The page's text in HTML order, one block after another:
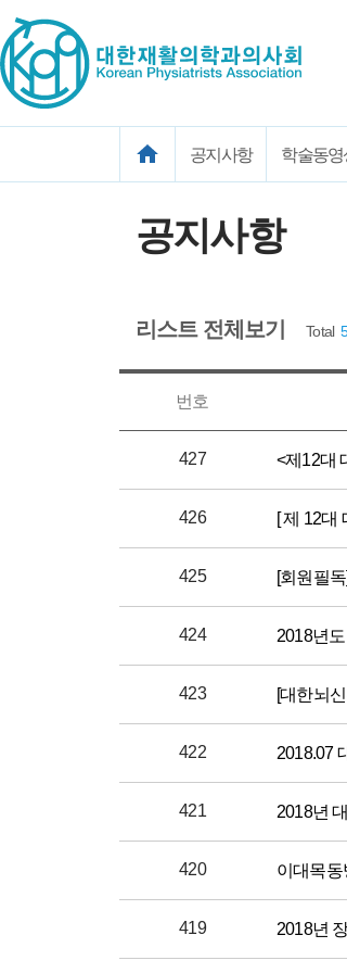
공지사항 학술동영
공지사항
리스트 전체보기 Total
번호
427 <제12대
426 [ 제 12대
425 [회원필
424 2018년도
423 [대한뇌
422 2018.07
421 2018년
420 이대목동
419 2018년